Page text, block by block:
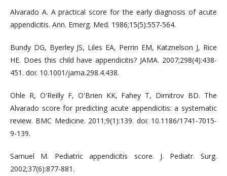
Alvarado A. A practical score for the early diagnosis of acute
appendicitis. Ann. Emerg. Med. 1986;15(5):557-564.
Bundy DG, Byerley JS, Liles EA, Perrin EM, Katznelson J, Rice
HE. Does this child have appendicitis? JAMA. 2007;298(4):438-
451. doi: 10.1001/jama.298.4.438.
Ohle R, O'Reilly F, O'Brien KK, Fahey T, Dimitrov BD. The
Alvarado score for predicting acute appendicitis: a systematic
review. BMC Medicine. 2011;9(1):139. doi: 10.1186/1741-7015-
9-139.
Samuel M. Pediatric appendicitis score. J. Pediatr. Surg.
2002;37(6):877-881.